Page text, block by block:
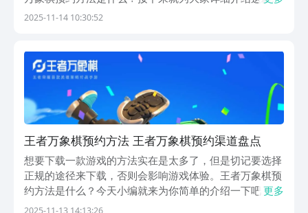
门游戏的预约与下载方式，帮助你快速上手，享受精彩对
2025-11-14 10:30:52
王者万象棋预约方法 王者万象棋预约渠道盘点
想要下载一款游戏的方法实在是太多了，但是切记要选择
正规的途径来下载，否则会影响游戏体验。王者万象棋预
约方法是什么？今天小编就来为你简单的介绍一下吧！希
望你在看完下面内容后，能够及时的下载最新的版本来
更多